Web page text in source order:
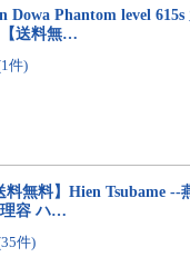
Dowa Phantom level
送料無…
件)
料無料】Hien Tsubame
理容 ハ…
件)